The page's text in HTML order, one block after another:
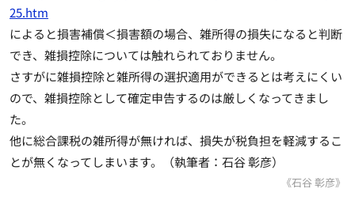
25.htm
によると損害補償＜損害額の場合、雑所得の損失になると判断
でき、雑損控除については触れられておりません。
さすがに雑損控除と雑所得の選択適用ができるとは考えにくい
ので、雑損控除として確定申告するのは厳しくなってきまし
た。
他に総合課税の雑所得が無ければ、損失が税負担を軽減するこ
とが無くなってしまいます。（執筆者：石谷 彰彦）
《石谷 彰彦》